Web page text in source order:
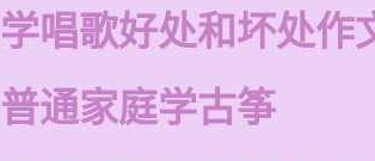
学唱歌好处和坏处作
普通家庭学古筝